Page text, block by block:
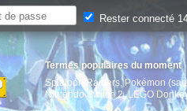
Termes populaires du moment
Splatoon Raiders, Pokémon
Nintendo Switch 2,LEGO
Rester connecté